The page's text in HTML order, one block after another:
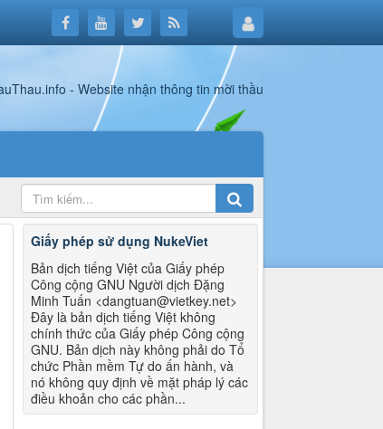
Giấy phép sử dụng NukeViet
Bản dịch tiếng Việt của Giấy phép
Công cộng GNU Người dịch Đặng
Minh Tuấn <dangtuan@vietkey.net>
Đây là bản dịch tiếng Việt không
chính thức của Giấy phép Công cộng
GNU. Bản dịch này không phải do Tổ
chức Phần mềm Tự do ấn hành, và
nó không quy định về mặt pháp lý các
điều khoản cho các phần...